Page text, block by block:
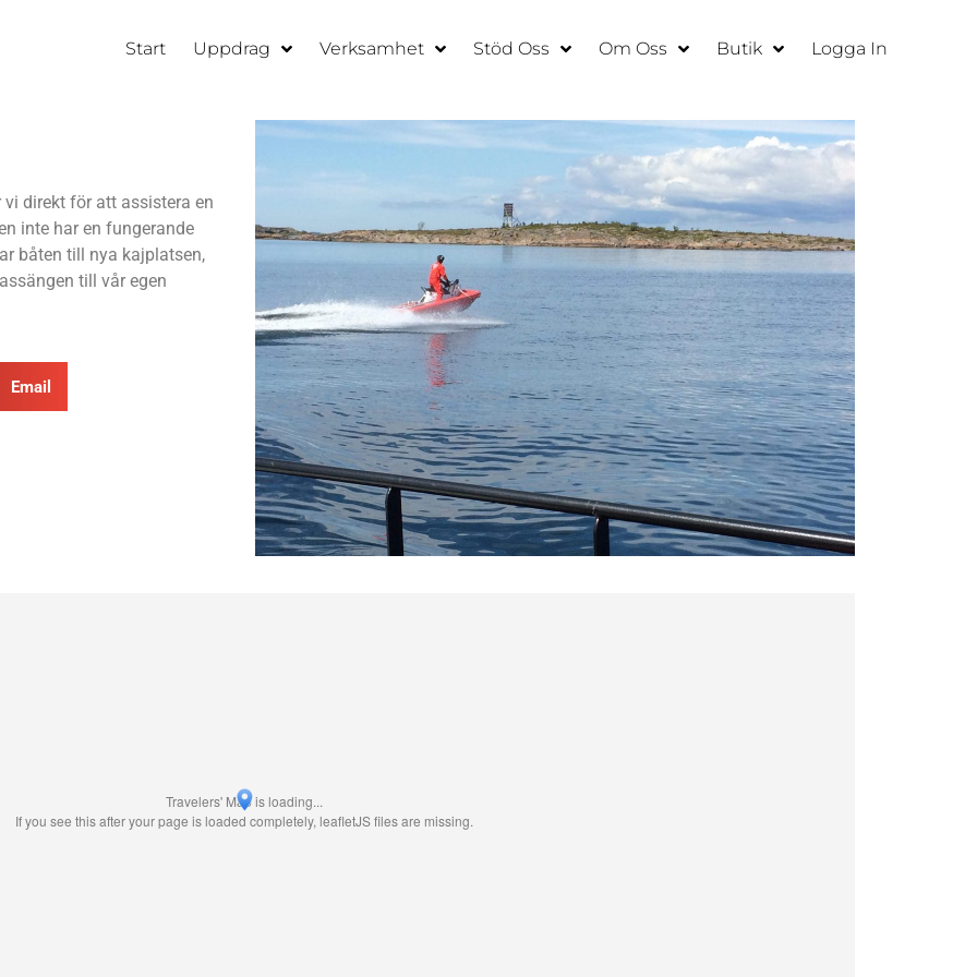
Start Uppdrag Verksamhet Stöd Oss Om Oss Butik Logga In
direkt för att assistera en
inte har en fungerande
båten till nya kajplatsen,
till vår egen
Email
Travelers' Map is loading...
If you see this after your page is loaded completely, leafletJS files are missing.